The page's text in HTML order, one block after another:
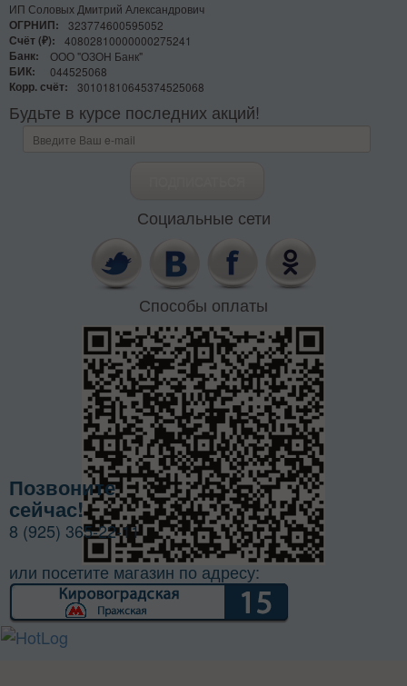
ИП Соловых Дмитрий Александрович
ОГРНИП:
323774600595052
Счёт (₽):
40802810000000275241
Банк:
ООО "ОЗОН Банк"
БИК:
044525068
Корр. счёт:
30101810645374525068
Будьте в курсе последних акций!
Социальные сети
Способы оплаты
Позвоните
сейчас!
8 (925) 365-22-11
или посетите магазин по адресу: